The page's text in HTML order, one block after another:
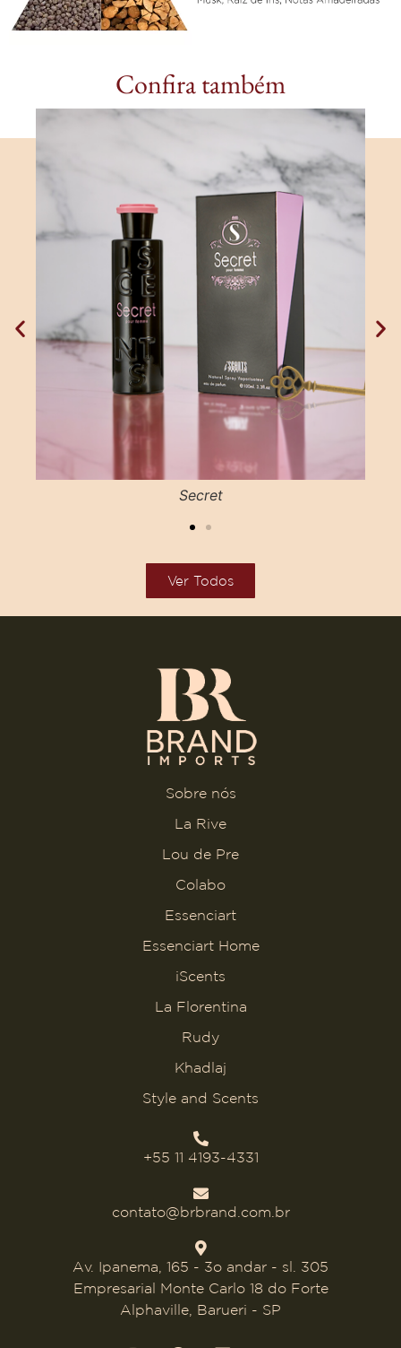
Confira também
Secret
Ver Todos
Sobre nós
La Rive
Lou de Pre
Colabo
Essenciart
Essenciart Home
iScents
La Florentina
Rudy
Khadlaj
Style and Scents
+55 11 4193-4331
contato@brbrand.com.br
Av. Ipanema, 165 - 3o andar - sl. 305
Empresarial Monte Carlo 18 do Forte
Alphaville, Barueri - SP